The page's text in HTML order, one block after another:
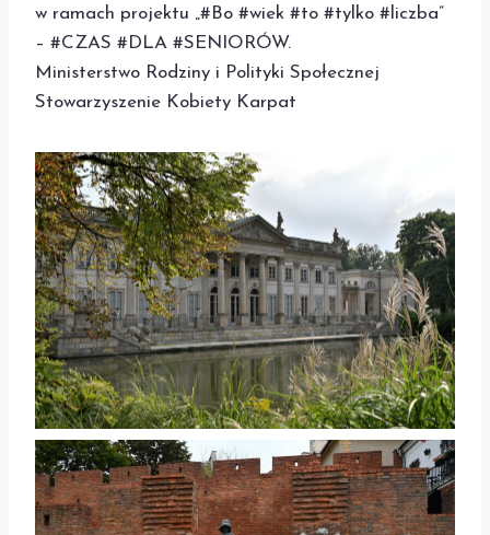
w ramach projektu „#Bo #wiek #to #tylko #liczba”
– #CZAS #DLA #SENIORÓW.
Ministerstwo Rodziny i Polityki Społecznej
Stowarzyszenie Kobiety Karpat